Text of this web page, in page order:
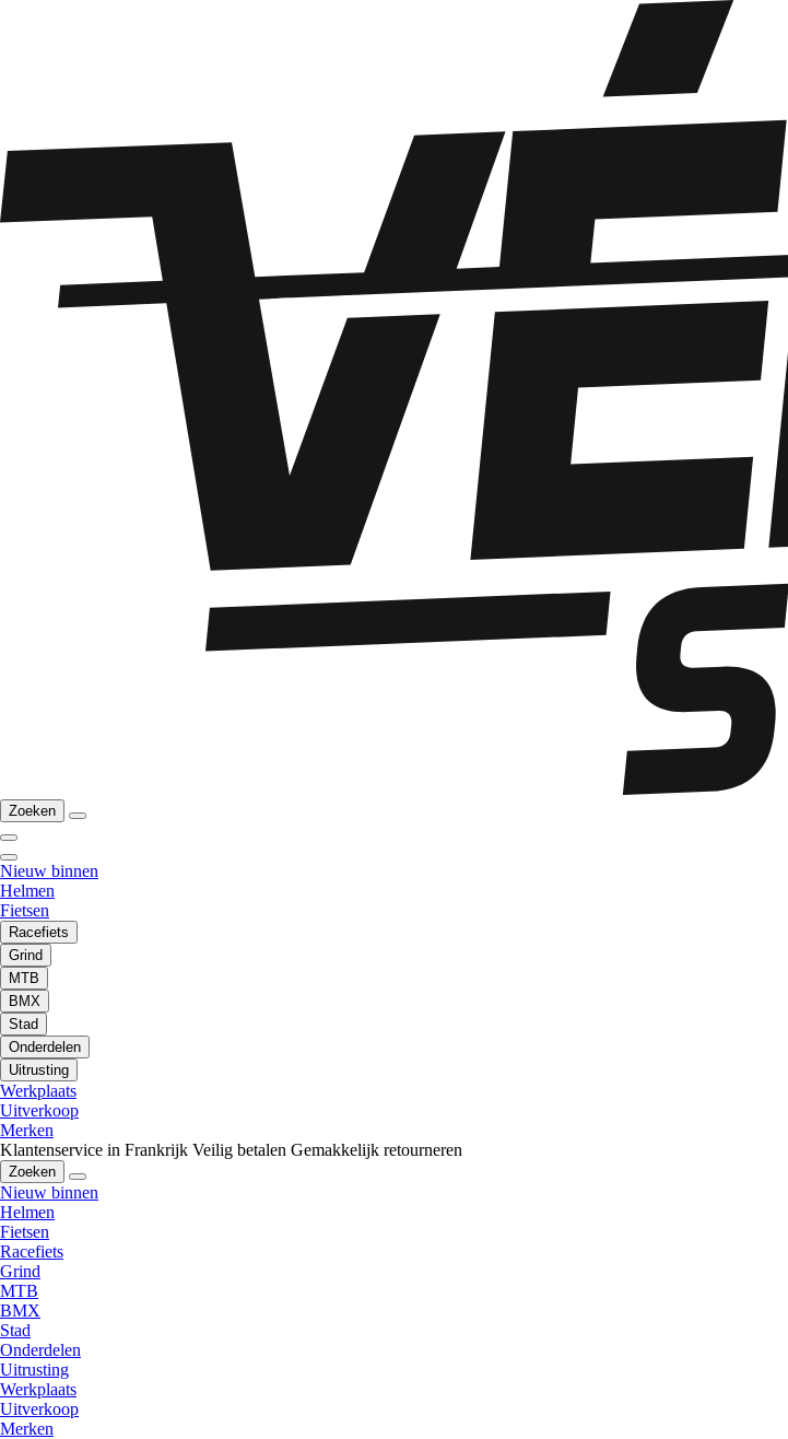
Zoeken
Nieuw binnen
Helmen
Fietsen
Racefiets
Grind
MTB
BMX
Stad
Onderdelen
Uitrusting
Werkplaats
Uitverkoop
Merken
Klantenservice in Frankrijk Veilig betalen Gemakkelijk retourneren
Zoeken
Nieuw binnen
Helmen
Fietsen
Racefiets
Grind
MTB
BMX
Stad
Onderdelen
Uitrusting
Werkplaats
Uitverkoop
Merken